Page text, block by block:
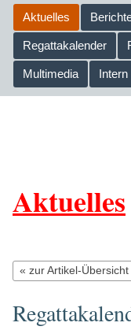
Aktuelles
Regattakalender
Multimedia Intern
Aktuelles
« zur Artikel-Übersicht